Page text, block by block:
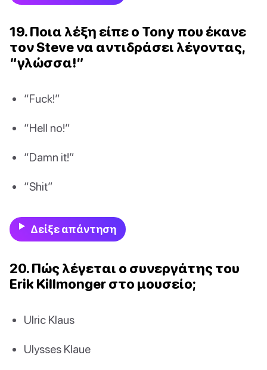
19. Ποια λέξη είπε ο Tony που έκανε
τον Steve να αντιδράσει λέγοντας,
“γλώσσα!”
“Fuck!”
“Hell no!”
“Damn it!”
“Shit”
Δείξε απάντηση
20. Πώς λέγεται ο συνεργάτης του
Erik Killmonger στο μουσείο;
Ulric Klaus
Ulysses Klaue